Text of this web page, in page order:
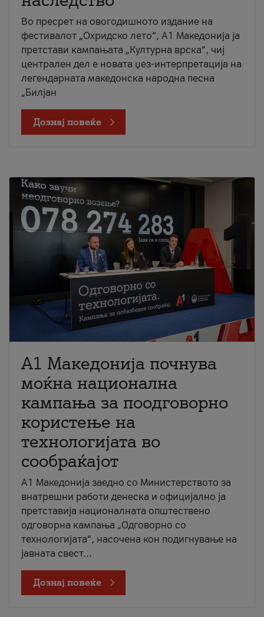
Во пресрет на овогодишното издание на
фестивалот „Охридско лето“, А1 Македонија ја
претстави кампањата „Културна врска“, чиј
централен дел е новата џез-интерпретација на
легендарната македонска народна песна
„Билјан
Дознај повеќе
A1 Македонија почнува
моќна национална
кампања за поодговорно
користење на
технологијата во
сообраќајот
A1 Македонија заедно со Министерството за
внатрешни работи денеска и официјално ја
претставија националната општествено
одговорна кампања „Одговорно со
технологијата“, насочена кон подигнување на
јавната свест...
Дознај повеќе